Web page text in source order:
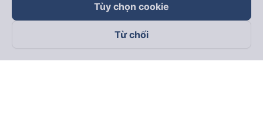
Theo dõi chúng tôi trên
Tùy chọn cookie
Từ chối